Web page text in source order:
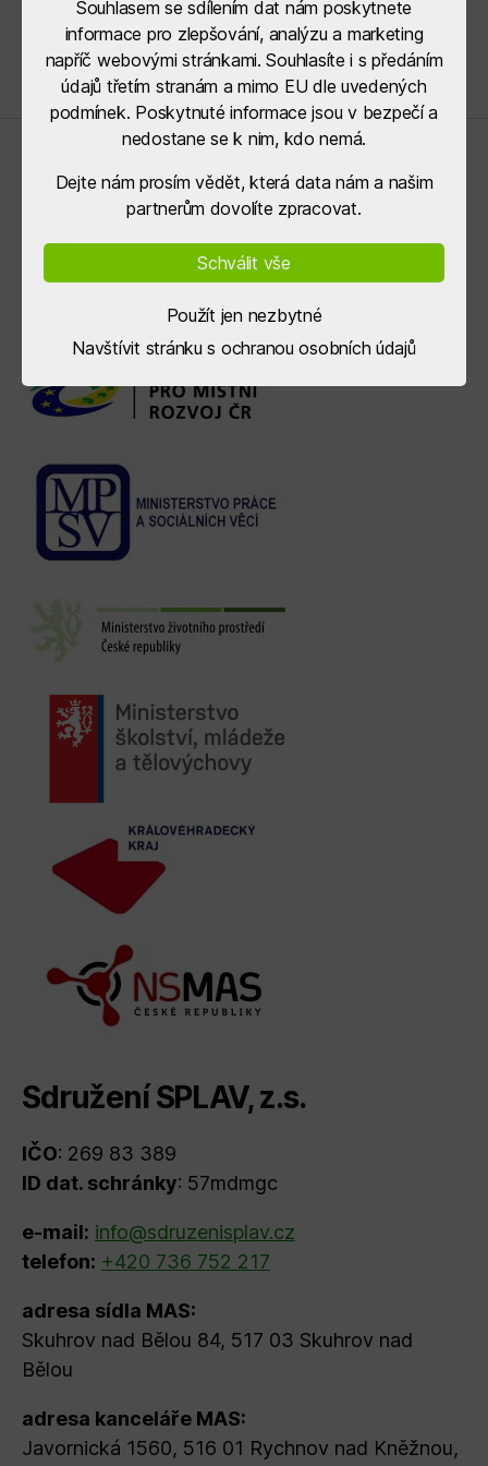
jednotlivých výzev.
Řídící orgány
Sdružení SPLAV, z.s.
IČO: 269 83 389
ID dat. schránky: 57mdmgc
e-mail: info@sdruzenisplav.cz
telefon: +420 736 752 217
adresa sídla MAS:
Skuhrov nad Bělou 84, 517 03 Skuhrov nad
Bělou
adresa kanceláře MAS:
Javornická 1560, 516 01 Rychnov nad Kněžnou,
Souhlasem se sdílením dat nám poskytnete
informace pro zlepšování, analýzu a marketing
napříč webovými stránkami. Souhlasíte i s předáním
údajů třetím stranám a mimo EU dle uvedených
podmínek. Poskytnuté informace jsou v bezpečí a
nedostane se k nim, kdo nemá.
Dejte nám prosím vědět, která data nám a našim
partnerům dovolíte zpracovat.
Schválit vše
Použít jen nezbytné
Navštívit stránku s ochranou osobních údajů